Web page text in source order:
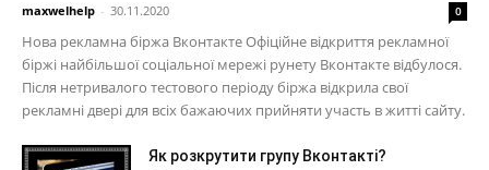
maxwelhelp - 30.11.2020 0
Нова рекламна біржа Вконтакте Офіційне відкриття рекламної
біржі найбільшої соціальної мережі рунету Вконтакте відбулося.
Після нетривалого тестового періоду біржа відкрила свої
рекламні двері для всіх бажаючих прийняти участь в житті сайту.
Як розкрутити групу Вконтакті?